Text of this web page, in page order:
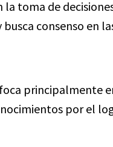
la toma de
consenso en
principalmente
por el